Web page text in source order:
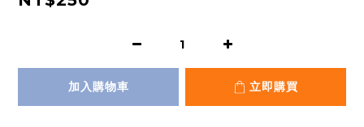
加入購物車 立即購買